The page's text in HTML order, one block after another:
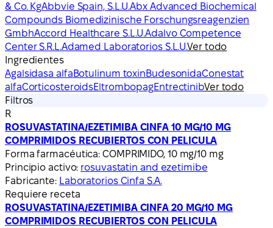
& Co. KgAbbvie Spain, S.L.U.Abx Advanced Biochemical
Compounds Biomedizinische Forschungsreagenzien
GmbhAccord Healthcare S.L.U.Adalvo Competence
Center S.R.L.Adamed Laboratorios S.L.U.Ver todo
Ingredientes
Agalsidasa alfaBotulinum toxinBudesonidaConestat
alfaCorticosteroidsEltrombopagEntrectinibVer todo
Filtros
R
ROSUVASTATINA/EZETIMIBA CINFA 10 MG/10 MG
COMPRIMIDOS RECUBIERTOS CON PELICULA
Forma farmacéutica: COMPRIMIDO, 10 mg/10 mg
Principio activo: rosuvastatin and ezetimibe
Fabricante: Laboratorios Cinfa S.A.
Requiere receta
ROSUVASTATINA/EZETIMIBA CINFA 20 MG/10 MG
COMPRIMIDOS RECUBIERTOS CON PELICULA